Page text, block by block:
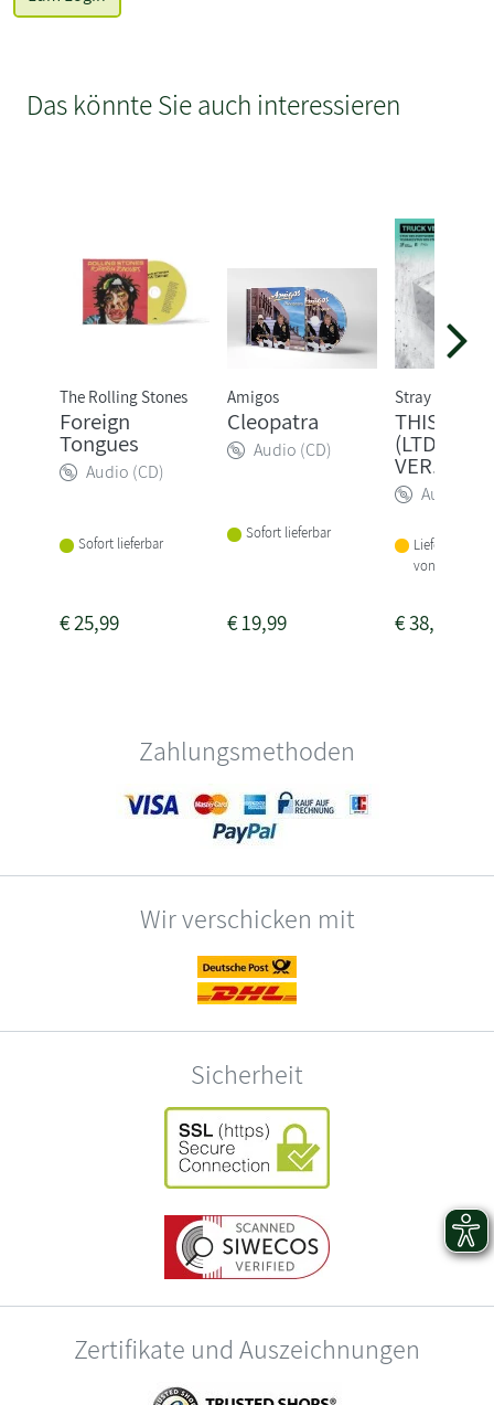
Das könnte Sie auch interessieren
The Rolling Stones
Foreign
Tongues
Audio (CD)
Sofort lieferbar
€25,99
Amigos
Cleopatra
Audio (CD)
Sofort lieferbar
€19,99
Stray Kids
THIS &
(LTD.
VER.)
Audio
Lieferbar
von 1-2
€38,99
Zahlungsmethoden
Wir verschicken mit
Sicherheit
Zertifikate und Auszeichnungen